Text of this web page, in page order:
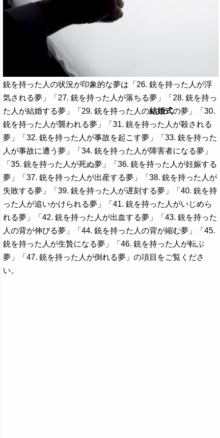
銃を持った人の状況が印象的な夢は「26. 銃を持った人が浮
気される夢」「27. 銃を持った人が落ちる夢」「28. 銃を持っ
た人が結婚する夢」「29. 銃を持った人の結婚式の夢」「30.
銃を持った人が襲われる夢」「31. 銃を持った人が殺される
夢」「32. 銃を持った人が事故を起こす夢」「33. 銃を持った
人が事故に遭う夢」「34. 銃を持った人が障害者になる夢」
「35. 銃を持った人が死ぬ夢」「36. 銃を持った人が妊娠する
夢」「37. 銃を持った人が出産する夢」「38. 銃を持った人が
失敗する夢」「39. 銃を持った人が遅刻する夢」「40. 銃を持
った人が追いかけられる夢」「41. 銃を持った人がいじめら
れる夢」「42. 銃を持った人が出血する夢」「43. 銃を持った
人の背が伸びる夢」「44. 銃を持った人の背が縮む夢」「45.
銃を持った人が生贄になる夢」「46. 銃を持った人が転ぶ
夢」「47. 銃を持った人が倒れる夢」の項目をご覧くださ
い。